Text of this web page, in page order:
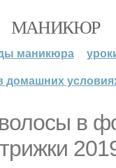
МАНИКЮР
маникюра
домашних
в